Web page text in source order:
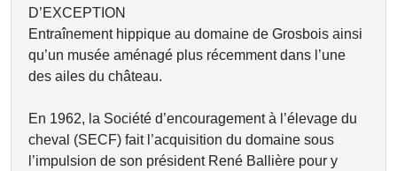
D’EXCEPTION
Entraînement hippique au domaine de Grosbois ainsi
qu’un musée aménagé plus récemment dans l’une
des ailes du château.
En 1962, la Société d’encouragement à l’élevage du
cheval (SECF) fait l’acquisition du domaine sous
l’impulsion de son président René Ballière pour y